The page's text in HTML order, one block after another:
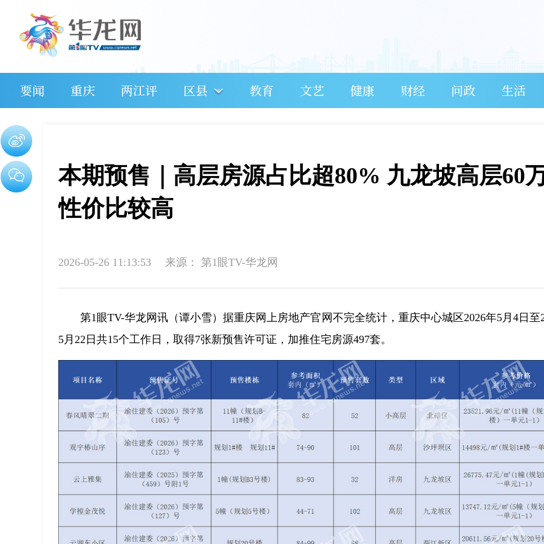
要闻 重庆 两江评 区县 教育 文艺 健康 财经 问政 生活
本期预售｜高层房源占比超80% 九龙坡高层60
性价比较高
2026-05-26 11:13:53 来源： 第1眼TV-华龙网
第1眼TV-华龙网讯（谭小雪）据重庆网上房地产官网不完全统计，重庆中心城区2026年5月4日至
5月22日共15个工作日，取得7张新预售许可证，加推住宅房源497套。